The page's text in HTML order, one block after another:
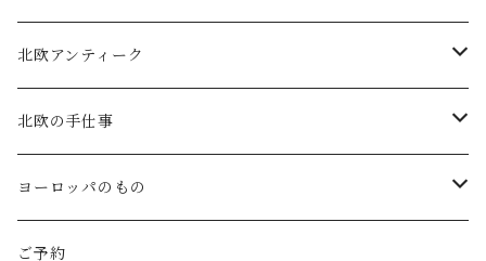
MAGALI
Gauze#
ROBE de PEAU
LABORATORY
中川紀夫(器)
斉藤幸代（器）
icura(木工）
でく工房(ガラス)
鳥越の竹細工(岩手)
わら細工たくぼ(宮崎)
南部鉄器(岩手)
佐渡の釜敷(新潟)
habotan
幸生窯
kitona(木製ﾌﾞﾛｰﾁ)
edge(革ﾌﾞﾛｰﾁ)
北欧アンティーク
ARABIA・iittala
グラスウェア
Kronjyden/B&G
北欧の手仕事
白樺の雑貨
白樺のオーナメント
ヨーロッパのもの
スウェーデン
ご予約